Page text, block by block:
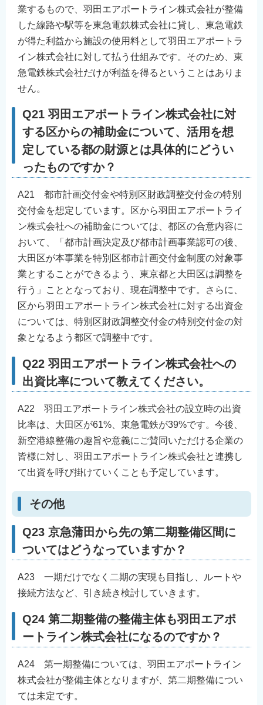
業するもので、羽田エアポートライン株式会社が整備
した線路や駅等を東急電鉄株式会社に貸し、東急電鉄
が得た利益から施設の使用料として羽田エアポートラ
イン株式会社に対して払う仕組みです。そのため、東
急電鉄株式会社だけが利益を得るということはありま
せん。
Q21 羽田エアポートライン株式会社に対
する区からの補助金について、活用を想
定している都の財源とは具体的にどうい
ったものですか？
A21 都市計画交付金や特別区財政調整交付金の特別
交付金を想定しています。区から羽田エアポートライ
ン株式会社への補助金については、都区の合意内容に
おいて、「都市計画決定及び都市計画事業認可の後、
大田区が本事業を特別区都市計画交付金制度の対象事
業とすることができるよう、東京都と大田区は調整を
行う」こととなっており、現在調整中です。さらに、
区から羽田エアポートライン株式会社に対する出資金
については、特別区財政調整交付金の特別交付金の対
象となるよう都区で調整中です。
Q22 羽田エアポートライン株式会社への
出資比率について教えてください。
A22 羽田エアポートライン株式会社の設立時の出資
比率は、大田区が61%、東急電鉄が39%です。今後、
新空港線整備の趣旨や意義にご賛同いただける企業の
皆様に対し、羽田エアポートライン株式会社と連携し
て出資を呼び掛けていくことも予定しています。
その他
Q23 京急蒲田から先の第二期整備区間に
ついてはどうなっていますか？
A23 一期だけでなく二期の実現も目指し、ルートや
接続方法など、引き続き検討していきます。
Q24 第二期整備の整備主体も羽田エアポ
ートライン株式会社になるのですか？
A24 第一期整備については、羽田エアポートライン
株式会社が整備主体となりますが、第二期整備につい
ては未定です。